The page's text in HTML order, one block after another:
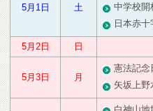
5月1日 土
中学校開
日本赤
5月2日 日
5月3日 月
憲法記念
矢坂上野